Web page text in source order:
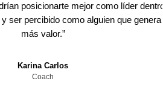
posicionarte mejor como líder dentro
ser percibido como alguien que genera
más valor.”
Karina Carlos
Coach